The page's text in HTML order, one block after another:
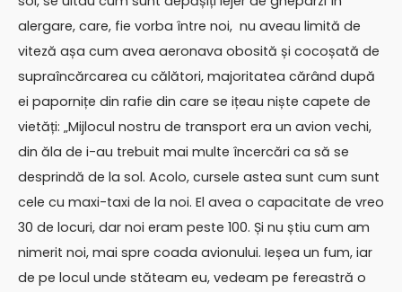
alergare, care, fie vorba între noi, nu aveau limită de
viteză așa cum avea aeronava obosită și cocoșată de
supraîncărcarea cu călători, majoritatea cărând după
ei papornițe din rafie din care se ițeau niște capete de
vietăți: „Mijlocul nostru de transport era un avion vechi,
din ăla de i-au trebuit mai multe încercări ca să se
desprindă de la sol. Acolo, cursele astea sunt cum sunt
cele cu maxi-taxi de la noi. El avea o capacitate de vreo
30 de locuri, dar noi eram peste 100. Și nu știu cum am
nimerit noi, mai spre coada avionului. Ieșea un fum, iar
de pe locul unde stăteam eu, vedeam pe fereastră o